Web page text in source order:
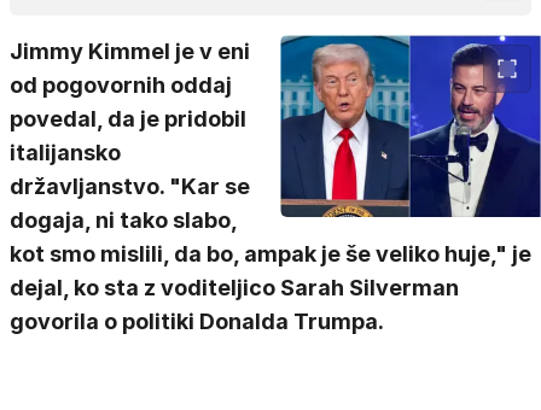
Jimmy Kimmel je v eni
od pogovornih oddaj
povedal, da je pridobil
italijansko
državljanstvo. "Kar se
dogaja, ni tako slabo,
kot smo mislili, da bo, ampak je še veliko huje," je
dejal, ko sta z voditeljico Sarah Silverman
govorila o politiki Donalda Trumpa.